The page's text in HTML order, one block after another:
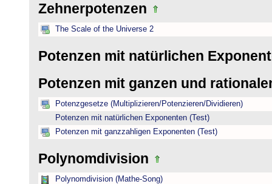
Zehnerpotenzen
The Scale of the Universe 2
Potenzen mit natürlichen
Potenzen mit ganzen und
Potenzgesetze (Multiplizieren/Potenzieren/Dividieren)
Potenzen mit natürlichen Exponenten (Test)
Potenzen mit ganzzahligen Exponenten (Test)
Polynomdivision
Polynomdivision (Mathe-Song)